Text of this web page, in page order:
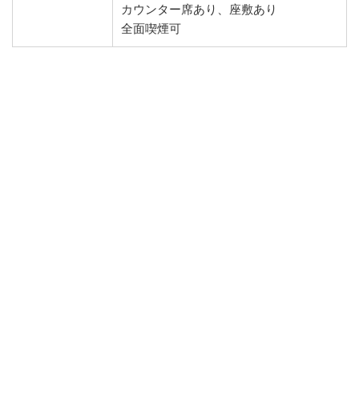
カウンター席あり、座敷あり
全面喫煙可